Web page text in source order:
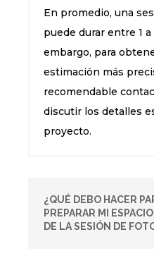
En promedio, una
puede durar entre 1 a
embargo, para
estimación más
recomendable
discutir los detalles
proyecto.
¿QUÉ DEBO HACER
PREPARAR MI
DE LA SESIÓN DE